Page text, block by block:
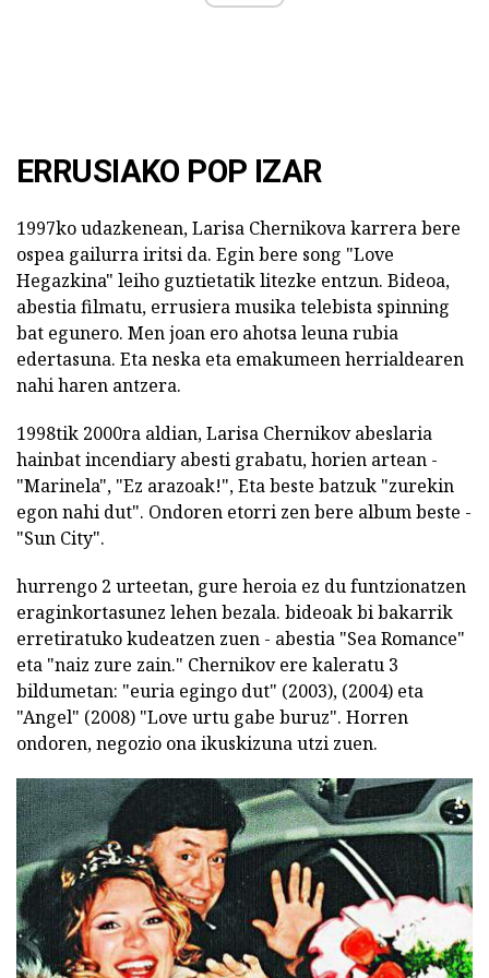
ERRUSIAKO POP IZAR
1997ko udazkenean, Larisa Chernikova karrera bere
ospea gailurra iritsi da. Egin bere song "Love
Hegazkina" leiho guztietatik litezke entzun. Bideoa,
abestia filmatu, errusiera musika telebista spinning
bat egunero. Men joan ero ahotsa leuna rubia
edertasuna. Eta neska eta emakumeen herrialdearen
nahi haren antzera.
1998tik 2000ra aldian, Larisa Chernikov abeslaria
hainbat incendiary abesti grabatu, horien artean -
"Marinela", "Ez arazoak!", Eta beste batzuk "zurekin
egon nahi dut". Ondoren etorri zen bere album beste -
"Sun City".
hurrengo 2 urteetan, gure heroia ez du funtzionatzen
eraginkortasunez lehen bezala. bideoak bi bakarrik
erretiratuko kudeatzen zuen - abestia "Sea Romance"
eta "naiz zure zain." Chernikov ere kaleratu 3
bildumetan: "euria egingo dut" (2003), (2004) eta
"Angel" (2008) "Love urtu gabe buruz". Horren
ondoren, negozio ona ikuskizuna utzi zuen.